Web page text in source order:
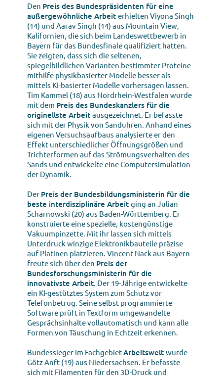
Den Preis des Bundespräsidenten für eine
außergewöhnliche Arbeit erhielten Viyona Singh
(14) und Aarav Singh (14) aus Mountain View,
Kalifornien, die sich beim Landeswettbewerb in
Bayern für das Bundesfinale qualifiziert hatten.
Sie zeigten, dass sich die seltenen,
spiegelbildlichen Varianten bestimmter Proteine
mithilfe physikbasierter Modelle besser als
mittels KI-basierter Modelle vorhersagen lassen.
Tim Kammel (18) aus Nordrhein-Westfalen wurde
mit dem Preis des Bundeskanzlers für die
originellste Arbeit ausgezeichnet. Er befasste
sich mit der Physik von Sanduhren. Anhand eines
eigenen Versuchsaufbaus analysierte er den
Effekt unterschiedlicher Öffnungsgrößen und
Trichterformen auf das Strömungsverhalten des
Sands und entwickelte eine Computersimulation
der Dynamik.
Der Preis der Bundesbildungsministerin für die
beste interdisziplinäre Arbeit ging an Julian
Scharnowski (20) aus Baden-Württemberg. Er
konstruierte eine spezielle, kostengünstige
Vakuumpinzette. Mit ihr lassen sich mittels
Unterdruck winzige Elektronikbauteile präzise
auf Platinen platzieren. Vincent Nack aus Bayern
freute sich über den Preis der
Bundesforschungsministerin für die
innovativste Arbeit . Der 19-Jährige entwickelte
ein KI-gestütztes System zum Schutz vor
Telefonbetrug. Seine selbst programmierte
Software prüft in Textform umgewandelte
Gesprächsinhalte vollautomatisch und kann alle
Formen von Täuschung in Echtzeit erkennen.
Bundessieger im FachgebietArbeitswelt wurde
Götz Anft (19) aus Niedersachsen. Er befasste
sich mit Filamenten für den 3D-Druck und